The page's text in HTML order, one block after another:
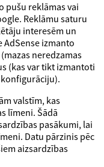
pušu reklāmas vai
Reklāmu saturu
interesēm un
izmanto
neredzamas
(kas var tikt izmantoti
valstīm, kas
līmeni. Šādā
pasākumi, lai
Datu pārzinis pēc
aizsardzības